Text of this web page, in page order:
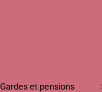
Gardes et pensions